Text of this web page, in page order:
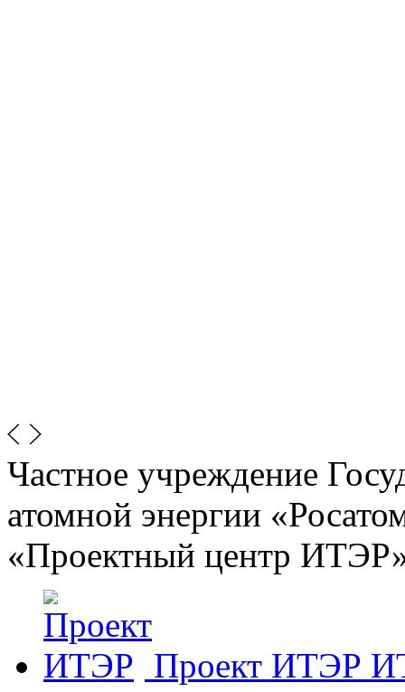
Частное учреждение
атомной энергии
«Проектный центр
Проект ИТЭР